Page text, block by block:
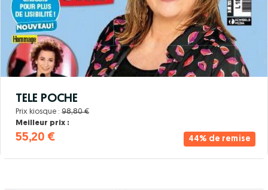
44% de remise
TELE POCHE
Prix kiosque : 98,80 €
Meilleur prix :
55,20 €